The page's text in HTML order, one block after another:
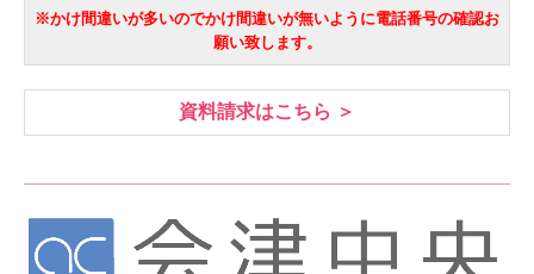
※かけ間違いが多いのでかけ間違いが無いように電話番号の確認お
願い致します。
資料請求はこちら ＞